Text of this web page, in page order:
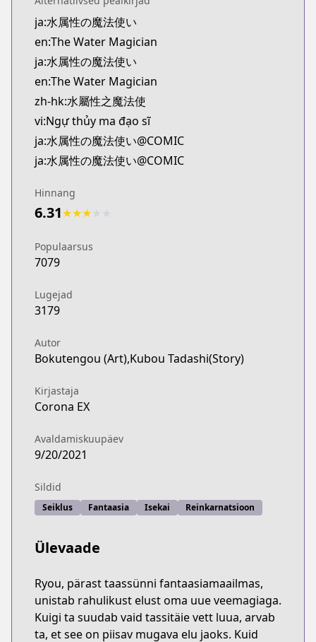
Kitsu
https://kitsu.app/manga/69143
MangaUpdates
MangaUpdates
https://www.mangaupdates.com/
novelUpdates
novelUpdates
https://www.novelupdates.com/series/water-
Book☆Walker
Book☆Walker
Official English
Official English
ja:水属性の魔法使い
en:The Water Magician
ja:水属性の魔法使い
en:The Water Magician
zh-hk:水屬性之魔法使
vi:Ngự thủy ma đạo sĩ
ja:水属性の魔法使い@COMIC
ja:水属性の魔法使い@COMIC
Hinnang
6.31★★★
Populaarsus
7079
Lugejad
3179
Autor
Bokutengou (Art),Kubou Tadashi(Story)
Kirjastaja
Corona EX
Avaldamiskuupäev
9/20/2021
Sildid
Seiklus Fantaasia Isekai Reinkarnatsioon
Ülevaade
Ryou, pärast taassünni fantaasiamaailmas,
unistab rahulikust elust oma uue veemagiaga.
Kuigi ta suudab vaid tassitäie vett luua, arvab
ta, et see on piisav mugava elu jaoks. Kuid